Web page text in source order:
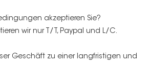
akzeptieren Sie?
wir nur T/T, Paypal und L/C.
Geschäft zu einer langfristigen und